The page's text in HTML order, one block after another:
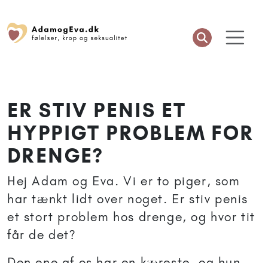
ER STIV PENIS ET
HYPPIGT PROBLEM FOR
DRENGE?
Hej Adam og Eva. Vi er to piger, som
har tænkt lidt over noget. Er stiv penis
et stort problem hos drenge, og hvor tit
får de det?